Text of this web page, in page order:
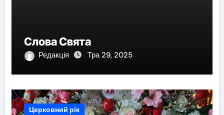
Слова Свята
Редакція Тра 29, 2025
Церковний рік